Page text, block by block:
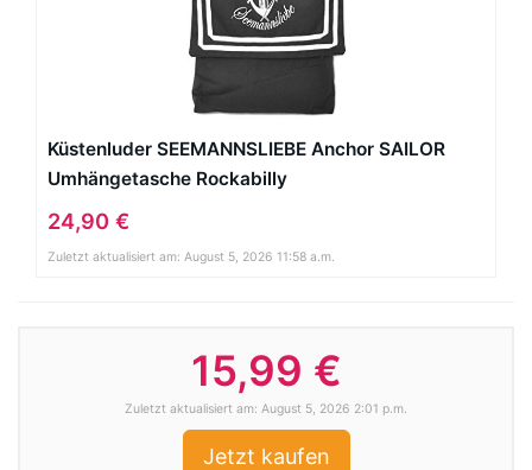
Küstenluder SEEMANNSLIEBE Anchor SAILOR
Umhängetasche Rockabilly
24,90 €
Zuletzt aktualisiert am: August 5, 2026 11:58 a.m.
15,99 €
Zuletzt aktualisiert am: August 5, 2026 2:01 p.m.
Jetzt kaufen